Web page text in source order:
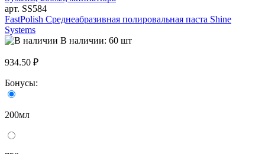
арт. SS584
FastPolish Среднеабразивная полировальная паста Shine
Systems
В наличии: 60 шт
934.50 ₽
Бонусы:
200мл